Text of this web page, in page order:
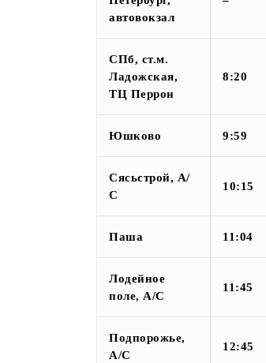
автовокзал
СПб, ст.м.
Ладожская,
ТЦ Перрон
8:20
Юшково 9:59
Сясьстрой, А/
С
10:15
Паша 11:04
Лодейное
поле, А/С
11:45
Подпорожье,
А/С
12:45